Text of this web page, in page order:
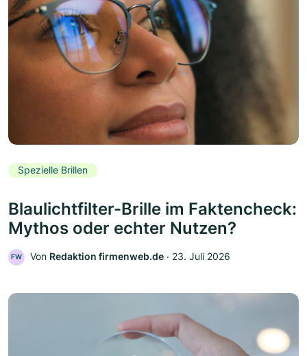
Spezielle Brillen
Blaulichtfilter-Brille im Faktencheck:
Mythos oder echter Nutzen?
FW Von Redaktion firmenweb.de ‧ 23. Juli 2026